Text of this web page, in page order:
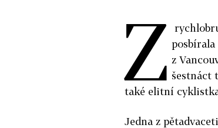
Z z
šestnáct
také elitní
Jedna z